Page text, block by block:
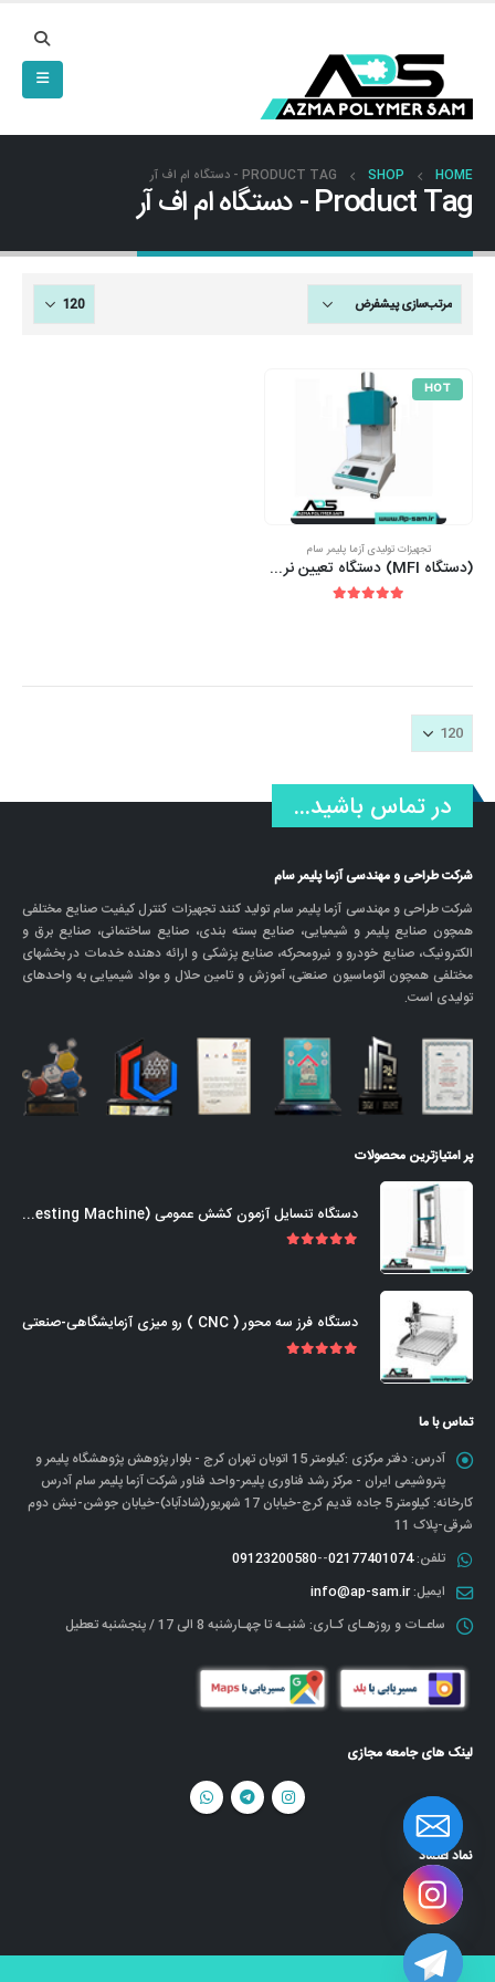
HOME
SHOP
PRODUCT TAG - دستگاه ام اف آر
Product Tag - دستگاه ام اف آر
HOT
تجهیزات تولیدی آزما پلیمر سام
(دستگاه MFI) دستگاه تعیین نرخ جریان جرمی مذاب پلیمر ها (دستگاه MFR)
در تماس باشید...
شرکت طراحی و مهندسی آزما پلیمر سام
شرکت طراحی و مهندسی آزما پلیمر سام تولید کنند تجهیزات کنترل کیفیت صنایع مختلفی
همچون صنایع پلیمر و شیمیایی، صنایع بسته بندی، صنایع ساختمانی، صنایع برق و
الکترونیک، صنایع خودرو و نیرومحرکه، صنایع پزشکی و ارائه دهنده خدمات در بخشهای
مختلفی همچون اتوماسیون صنعتی، آموزش و تامین حلال و مواد شیمیایی به واحدهای
تولیدی است.
پر امتیازترین محصولات
دستگاه تنسایل آزمون کشش عمومی (Universal Tensile Testing Machine)
دستگاه فرز سه محور ( CNC ) رو میزی آزمایشگاهی-صنعتی
تماس با ما
آدرس:
دفتر مرکزی :کیلومتر 15 اتوبان تهران کرج - بلوار پژوهش پژوهشگاه پلیمر و
پتروشیمی ایران - مرکز رشد فناوری پلیمر-واحد فناور شرکت آزما پلیمر سام آدرس
کارخانه: کیلومتر 5 جاده قدیم کرج-خیابان 17 شهریور(شادآباد)-خیابان جوشن-نبش دوم
شرقی-پلاک 11
تلفن:02177401074
--
09123200580
ایمیل:info@ap-sam.ir
ساعـات و روزهـای کـاری: شنبـه تا چهـارشنبه 8 الی 17 / پنجشنبه تعطیل
لینک های جامعه مجازی
نماد اعتماد